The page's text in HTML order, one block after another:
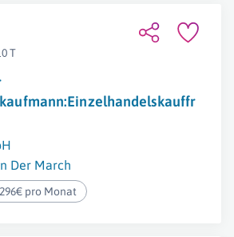
T
Der March
pro Monat